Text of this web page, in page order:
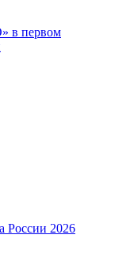
в первом
России 2026